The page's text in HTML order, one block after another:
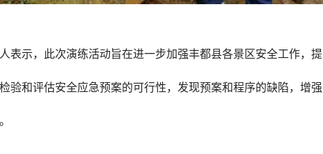
，此次演练活动旨在进一步加强丰都县各景区安全工作，提
验和评估安全应急预案的可行性，发现预案和程序的缺陷，增